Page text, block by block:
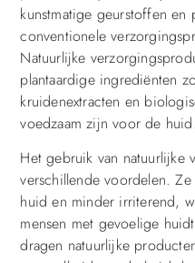
kunstmatige geurstoffen en
conventionele
Natuurlijke
plantaardige ingrediënten
kruidenextracten en
voedzaam zijn voor de huid.
Het gebruik van natuurlijke
verschillende voordelen.
huid en minder irriterend,
mensen met gevoelige
dragen natuurlijke